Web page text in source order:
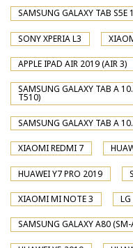
SAMSUNG GALAXY TAB
SONY XPERIA L3
APPLE IPAD AIR 2019 (AIR 3)
SAMSUNG GALAXY TAB A
T510)
SAMSUNG GALAXY TAB A
XIAOMI REDMI 7
HUAWEI Y7 PRO 2019
XIAOMI MI NOTE 3
SAMSUNG GALAXY A80